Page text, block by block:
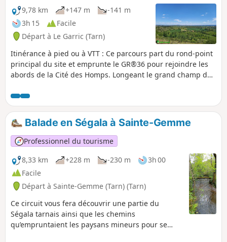
9,78 km
+147 m
-141 m
3h 15
Facile
Départ à Le Garric (Tarn)
Itinérance à pied ou à VTT : Ce parcours part du rond-point
principal du site et emprunte le GR®36 pour rejoindre les
abords de la Cité des Homps. Longeant le grand champ de
d’atteindre la voie verte. Un petit chemin accède alors à
Cagnac-les-Mines (sous l’école), passe près du supermarché
pour rejoindre le GR©36. On emprunte ensuite un chemin
naturel offrant un panorama sur la vallée, la Montagne
Noire et la Chaîne des Pyrénées.
Balade en Ségala à Sainte-Gemme
Professionnel du tourisme
8,33 km
+228 m -230 m
3h 00
Facile
Départ à Sainte-Gemme (Tarn) (Tarn)
Ce circuit vous fera découvrir une partie du
Ségala tarnais ainsi que les chemins
qu’empruntaient les paysans mineurs pour se